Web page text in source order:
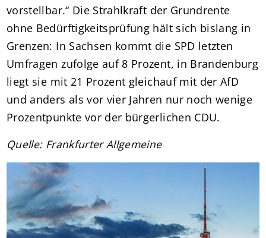
vorstellbar.“ Die Strahlkraft der Grundrente
ohne Bedürftigkeitsprüfung hält sich bislang in
Grenzen: In Sachsen kommt die SPD letzten
Umfragen zufolge auf 8 Prozent, in Brandenburg
liegt sie mit 21 Prozent gleichauf mit der AfD
und anders als vor vier Jahren nur noch wenige
Prozentpunkte vor der bürgerlichen CDU.
Quelle: Frankfurter Allgemeine